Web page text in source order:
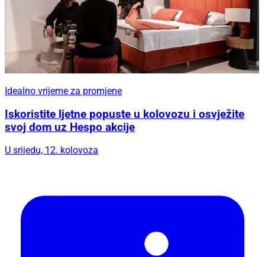
Idealno vrijeme za promjene
Iskoristite ljetne popuste u kolovozu i osvježite
svoj dom uz Hespo akcije
U srijedu, 12. kolovoza